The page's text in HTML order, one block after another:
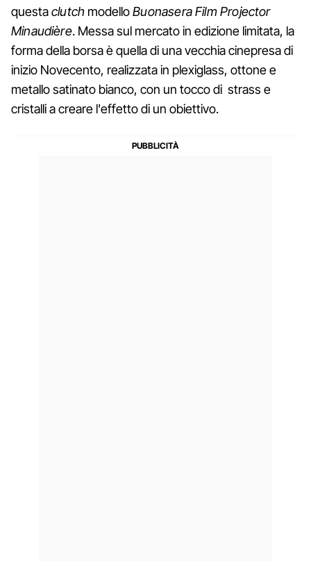
questaclutch modelloBuonasera Film Projector
Minaudière. Messa sul mercato in edizione limitata, la
forma della borsa è quella di una vecchia cinepresa di
inizio Novecento, realizzata in plexiglass, ottone e
metallo satinato bianco, con un tocco di strass e
cristalli a creare l'effetto di un obiettivo.